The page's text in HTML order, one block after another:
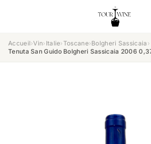
Accueil›Vin› Italie›Toscane›Bolgheri Sassicaia ›
Tenuta San Guido Bolgheri Sassicaia 2006